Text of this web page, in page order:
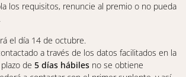
los requisitos, renuncie al premio o no pueda
el día 14 de octubre.
a través de los datos facilitados en la
de 5 días hábiles no se obtiene